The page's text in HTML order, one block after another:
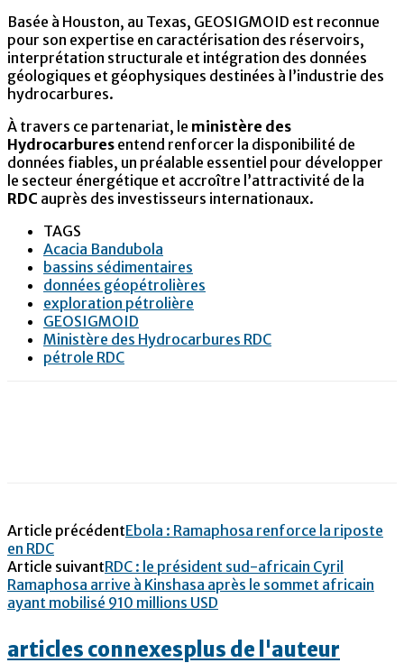
Basée à Houston, au Texas, GEOSIGMOID est reconnue
pour son expertise en caractérisation des réservoirs,
interprétation structurale et intégration des données
géologiques et géophysiques destinées à l’industrie des
hydrocarbures.
À travers ce partenariat, le ministère des
Hydrocarbures entend renforcer la disponibilité de
données fiables, un préalable essentiel pour développer
le secteur énergétique et accroître l’attractivité de la
RDC auprès des investisseurs internationaux.
TAGS
Acacia Bandubola
bassins sédimentaires
données géopétrolières
exploration pétrolière
GEOSIGMOID
Ministère des Hydrocarbures RDC
pétrole RDC
Article précédentEbola : Ramaphosa renforce la riposte
en RDC
Article suivantRDC : le président sud-africain Cyril
Ramaphosa arrive à Kinshasa après le sommet africain
ayant mobilisé 910 millions USD
articles connexesplus de l'auteur